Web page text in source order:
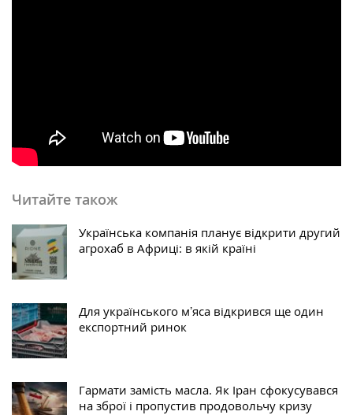
Читайте також
Українська компанія планує відкрити другий
агрохаб в Африці: в якій країні
Для українського мʼяса відкрився ще один
експортний ринок
Гармати замість масла. Як Іран сфокусувався
на зброї і пропустив продовольчу кризу